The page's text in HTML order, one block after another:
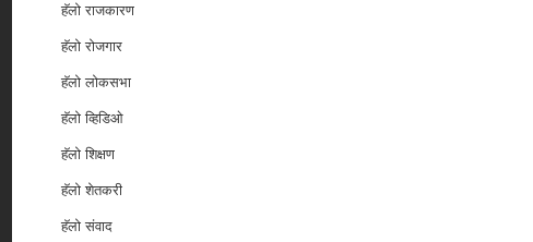
हॅलो राजकारण
⁠हॅलो रोजगार
हॅलो लोकसभा
⁠हॅलो व्हिडिओ
हॅलो शिक्षण
⁠हॅलो शेतकरी
⁠हॅलो संवाद